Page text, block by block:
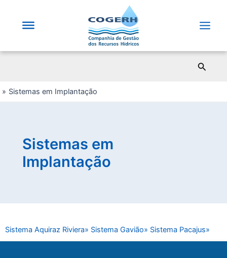
Sistemas em Implantação
Sistemas em
Implantação
Sistema Aquiraz Riviera» Sistema Gavião» Sistema Pacajus»